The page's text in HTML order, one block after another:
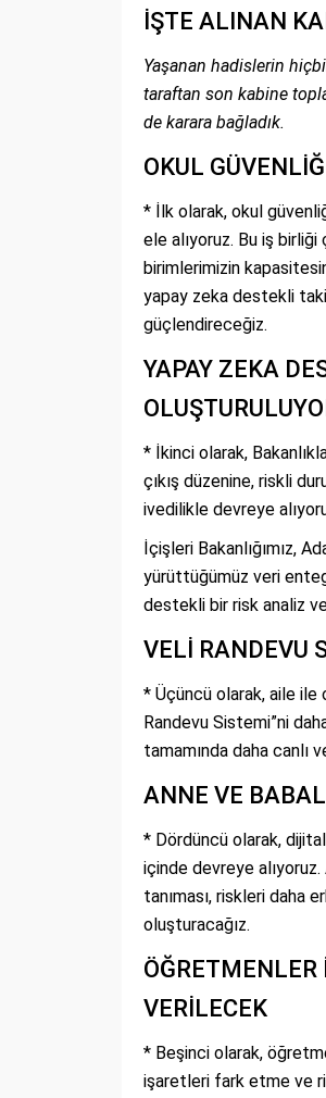
İŞTE ALINAN
Yaşanan hadislerin
taraftan son kabine
de karara bağladık.
OKUL
* İlk olarak, okul
ele alıyoruz. Bu iş
birimlerimizin
yapay zeka destekli
güçlendireceğiz.
YAPAY ZEKA
* İkinci olarak,
çıkış düzenine, riskli
ivedilikle devreye
İçişleri Bakanlığımız,
yürüttüğümüz veri
destekli bir risk analiz
VELİ RANDEVU
* Üçüncü olarak, aile ile
Randevu Sistemi”ni
tamamında daha canlı
ANNE VE
* Dördüncü olarak,
içinde devreye alıyoruz.
tanıması, riskleri daha
oluşturacağız.
VERİLECEK
* Beşinci olarak,
işaretleri fark etme ve